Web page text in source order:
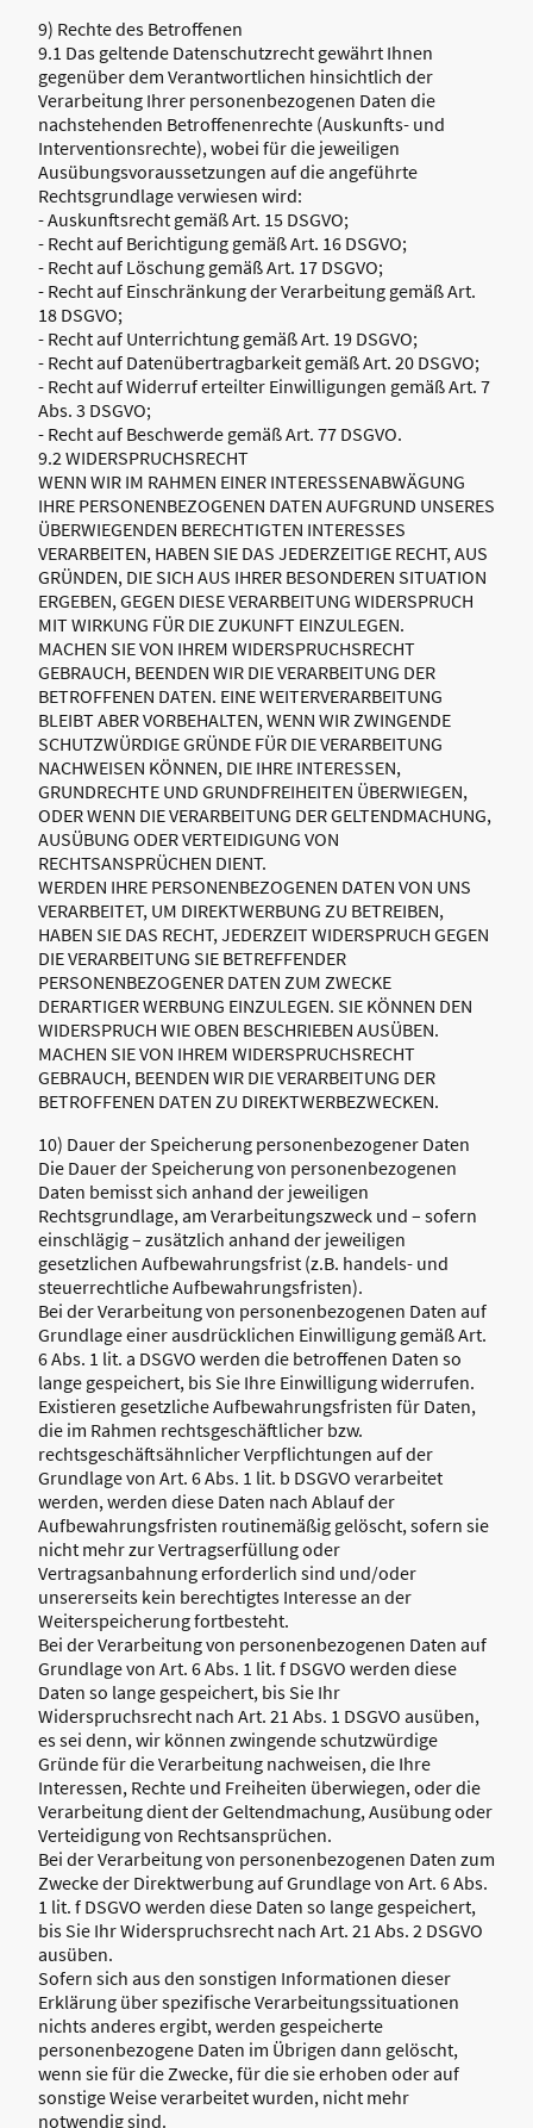
9) Rechte des Betroffenen
9.1 Das geltende Datenschutzrecht gewährt Ihnen
gegenüber dem Verantwortlichen hinsichtlich der
Verarbeitung Ihrer personenbezogenen Daten die
nachstehenden Betroffenenrechte (Auskunfts- und
Interventionsrechte), wobei für die jeweiligen
Ausübungsvoraussetzungen auf die angeführte
Rechtsgrundlage verwiesen wird:
- Auskunftsrecht gemäß Art. 15 DSGVO;
- Recht auf Berichtigung gemäß Art. 16 DSGVO;
- Recht auf Löschung gemäß Art. 17 DSGVO;
- Recht auf Einschränkung der Verarbeitung gemäß Art.
18 DSGVO;
- Recht auf Unterrichtung gemäß Art. 19 DSGVO;
- Recht auf Datenübertragbarkeit gemäß Art. 20 DSGVO;
- Recht auf Widerruf erteilter Einwilligungen gemäß Art. 7
Abs. 3 DSGVO;
- Recht auf Beschwerde gemäß Art. 77 DSGVO.
9.2 WIDERSPRUCHSRECHT
WENN WIR IM RAHMEN EINER INTERESSENABWÄGUNG
IHRE PERSONENBEZOGENEN DATEN AUFGRUND UNSERES
ÜBERWIEGENDEN BERECHTIGTEN INTERESSES
VERARBEITEN, HABEN SIE DAS JEDERZEITIGE RECHT, AUS
GRÜNDEN, DIE SICH AUS IHRER BESONDEREN SITUATION
ERGEBEN, GEGEN DIESE VERARBEITUNG WIDERSPRUCH
MIT WIRKUNG FÜR DIE ZUKUNFT EINZULEGEN.
MACHEN SIE VON IHREM WIDERSPRUCHSRECHT
GEBRAUCH, BEENDEN WIR DIE VERARBEITUNG DER
BETROFFENEN DATEN. EINE WEITERVERARBEITUNG
BLEIBT ABER VORBEHALTEN, WENN WIR ZWINGENDE
SCHUTZWÜRDIGE GRÜNDE FÜR DIE VERARBEITUNG
NACHWEISEN KÖNNEN, DIE IHRE INTERESSEN,
GRUNDRECHTE UND GRUNDFREIHEITEN ÜBERWIEGEN,
ODER WENN DIE VERARBEITUNG DER GELTENDMACHUNG,
AUSÜBUNG ODER VERTEIDIGUNG VON
RECHTSANSPRÜCHEN DIENT.
WERDEN IHRE PERSONENBEZOGENEN DATEN VON UNS
VERARBEITET, UM DIREKTWERBUNG ZU BETREIBEN,
HABEN SIE DAS RECHT, JEDERZEIT WIDERSPRUCH GEGEN
DIE VERARBEITUNG SIE BETREFFENDER
PERSONENBEZOGENER DATEN ZUM ZWECKE
DERARTIGER WERBUNG EINZULEGEN. SIE KÖNNEN DEN
WIDERSPRUCH WIE OBEN BESCHRIEBEN AUSÜBEN.
MACHEN SIE VON IHREM WIDERSPRUCHSRECHT
GEBRAUCH, BEENDEN WIR DIE VERARBEITUNG DER
BETROFFENEN DATEN ZU DIREKTWERBEZWECKEN.
10) Dauer der Speicherung personenbezogener Daten
Die Dauer der Speicherung von personenbezogenen
Daten bemisst sich anhand der jeweiligen
Rechtsgrundlage, am Verarbeitungszweck und – sofern
einschlägig – zusätzlich anhand der jeweiligen
gesetzlichen Aufbewahrungsfrist (z.B. handels- und
steuerrechtliche Aufbewahrungsfristen).
Bei der Verarbeitung von personenbezogenen Daten auf
Grundlage einer ausdrücklichen Einwilligung gemäß Art.
6 Abs. 1 lit. a DSGVO werden die betroffenen Daten so
lange gespeichert, bis Sie Ihre Einwilligung widerrufen.
Existieren gesetzliche Aufbewahrungsfristen für Daten,
die im Rahmen rechtsgeschäftlicher bzw.
rechtsgeschäftsähnlicher Verpflichtungen auf der
Grundlage von Art. 6 Abs. 1 lit. b DSGVO verarbeitet
werden, werden diese Daten nach Ablauf der
Aufbewahrungsfristen routinemäßig gelöscht, sofern sie
nicht mehr zur Vertragserfüllung oder
Vertragsanbahnung erforderlich sind und/oder
unsererseits kein berechtigtes Interesse an der
Weiterspeicherung fortbesteht.
Bei der Verarbeitung von personenbezogenen Daten auf
Grundlage von Art. 6 Abs. 1 lit. f DSGVO werden diese
Daten so lange gespeichert, bis Sie Ihr
Widerspruchsrecht nach Art. 21 Abs. 1 DSGVO ausüben,
es sei denn, wir können zwingende schutzwürdige
Gründe für die Verarbeitung nachweisen, die Ihre
Interessen, Rechte und Freiheiten überwiegen, oder die
Verarbeitung dient der Geltendmachung, Ausübung oder
Verteidigung von Rechtsansprüchen.
Bei der Verarbeitung von personenbezogenen Daten zum
Zwecke der Direktwerbung auf Grundlage von Art. 6 Abs.
1 lit. f DSGVO werden diese Daten so lange gespeichert,
bis Sie Ihr Widerspruchsrecht nach Art. 21 Abs. 2 DSGVO
ausüben.
Sofern sich aus den sonstigen Informationen dieser
Erklärung über spezifische Verarbeitungssituationen
nichts anderes ergibt, werden gespeicherte
personenbezogene Daten im Übrigen dann gelöscht,
wenn sie für die Zwecke, für die sie erhoben oder auf
sonstige Weise verarbeitet wurden, nicht mehr
notwendig sind.